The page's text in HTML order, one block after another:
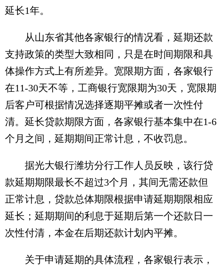
延长1年。
从山东省其他各家银行的情况看，延期还款
支持政策的类型大致相同，只是在时间期限和具
体操作方式上有所差异。宽限期方面，各家银行
在11-30天不等，工商银行宽限期为30天，宽限期
后客户可根据情况选择逐期平摊或者一次性付
清。延长贷款期限方面，各家银行基本集中在1-6
个月之间，延期期间正常计息，不收罚息。
据光大银行潍坊分行工作人员反映，该行贷
款延期期限最长不超过3个月，其间无需还款但
正常计息，贷款总体期限根据申请延期期限相应
延长；延期期间的利息于延期后第一个还款日一
次性付清，本金在后期还款计划内平摊。
关于申请延期的具体流程，各家银行表示，